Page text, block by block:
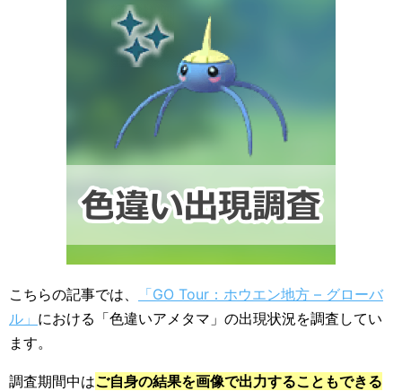
こちらの記事では、
「GO Tour：ホウエン地方 – グローバ
ル」 における「色違いアメタマ」の出現状況を調査してい
ます。
調査期間中はご自身の結果を画像で出力することもできる